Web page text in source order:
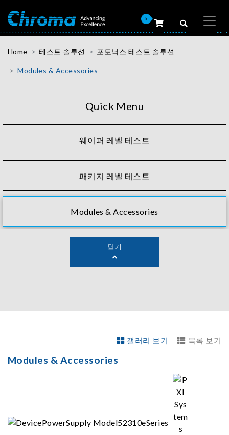
0
Home 테스트 솔루션 포토닉스 테스트 솔루션
Modules & Accessories
Quick Menu
웨이퍼 레벨 테스트
패키지 레벨 테스트
Modules & Accessories
닫기
갤러리 보기 목록 보기
Modules & Accessories